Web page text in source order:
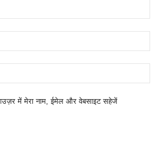
में मेरा नाम, ईमेल और वेबसाइट सहेजें